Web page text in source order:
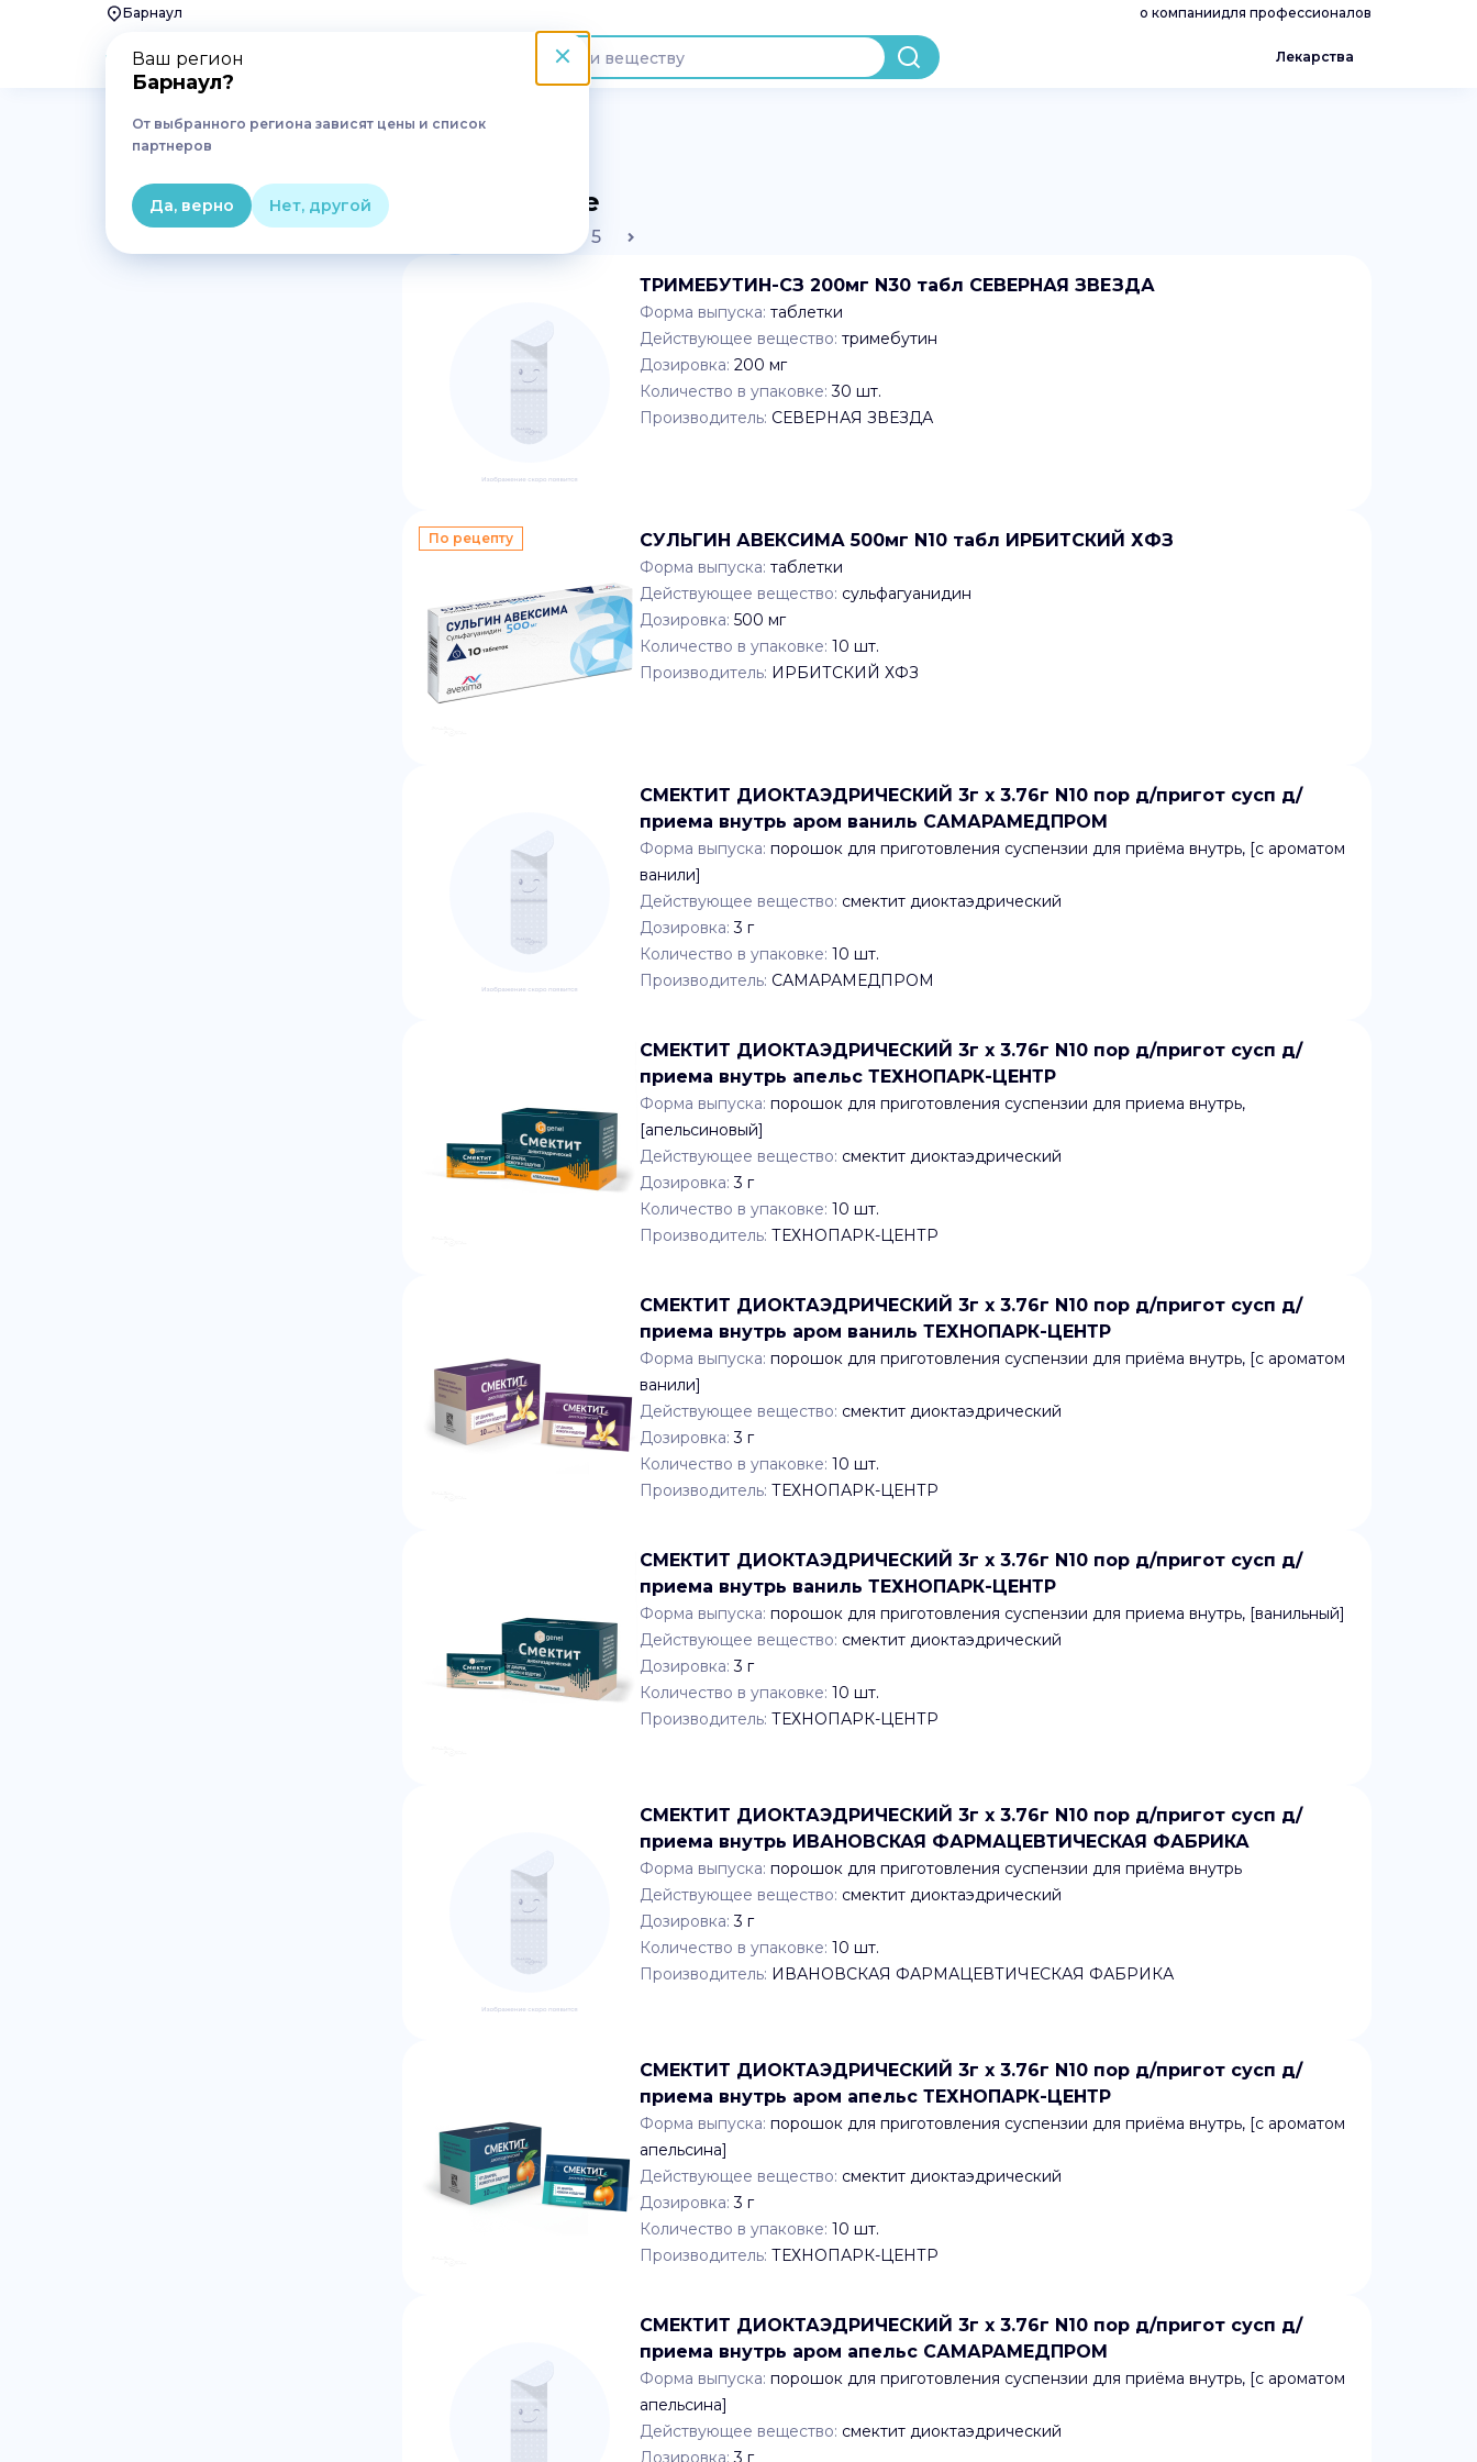
Барнаул
Ваш регион
Барнаул?
От выбранного региона зависят цены и список
партнеров
Да, верно Нет, другой
о компаниидля профессионалов
Лекарства
Лекарства Желудок, кишечник, печень
Препараты от диареи в Барнауле
5
ТРИМЕБУТИН-СЗ 200мг N30 табл СЕВЕРНАЯ ЗВЕЗДА
Форма выпуска: таблетки
Действующее вещество: тримебутин
Дозировка: 200 мг
Количество в упаковке: 30 шт.
Производитель: СЕВЕРНАЯ ЗВЕЗДА
По рецепту СУЛЬГИН АВЕКСИМА 500мг N10 табл ИРБИТСКИЙ ХФЗ
Форма выпуска: таблетки
Действующее вещество: сульфагуанидин
Дозировка: 500 мг
Количество в упаковке: 10 шт.
Производитель: ИРБИТСКИЙ ХФЗ
СМЕКТИТ ДИОКТАЭДРИЧЕСКИЙ 3г x 3.76г N10 пор д/пригот сусп д/
приема внутрь аром ваниль САМАРАМЕДПРОМ
Форма выпуска: порошок для приготовления суспензии для приёма внутрь, [с ароматом
ванили]
Действующее вещество: смектит диоктаэдрический
Дозировка: 3 г
Количество в упаковке: 10 шт.
Производитель: САМАРАМЕДПРОМ
СМЕКТИТ ДИОКТАЭДРИЧЕСКИЙ 3г x 3.76г N10 пор д/пригот сусп д/
приема внутрь апельс ТЕХНОПАРК-ЦЕНТР
Форма выпуска: порошок для приготовления суспензии для приема внутрь,
[апельсиновый]
Действующее вещество: смектит диоктаэдрический
Дозировка: 3 г
Количество в упаковке: 10 шт.
Производитель: ТЕХНОПАРК-ЦЕНТР
СМЕКТИТ ДИОКТАЭДРИЧЕСКИЙ 3г x 3.76г N10 пор д/пригот сусп д/
приема внутрь аром ваниль ТЕХНОПАРК-ЦЕНТР
Форма выпуска: порошок для приготовления суспензии для приёма внутрь, [с ароматом
ванили]
Действующее вещество: смектит диоктаэдрический
Дозировка: 3 г
Количество в упаковке: 10 шт.
Производитель: ТЕХНОПАРК-ЦЕНТР
СМЕКТИТ ДИОКТАЭДРИЧЕСКИЙ 3г x 3.76г N10 пор д/пригот сусп д/
приема внутрь ваниль ТЕХНОПАРК-ЦЕНТР
Форма выпуска: порошок для приготовления суспензии для приема внутрь, [ванильный]
Действующее вещество: смектит диоктаэдрический
Дозировка: 3 г
Количество в упаковке: 10 шт.
Производитель: ТЕХНОПАРК-ЦЕНТР
СМЕКТИТ ДИОКТАЭДРИЧЕСКИЙ 3г x 3.76г N10 пор д/пригот сусп д/
приема внутрь ИВАНОВСКАЯ ФАРМАЦЕВТИЧЕСКАЯ ФАБРИКА
Форма выпуска: порошок для приготовления суспензии для приёма внутрь
Действующее вещество: смектит диоктаэдрический
Дозировка: 3 г
Количество в упаковке: 10 шт.
Производитель: ИВАНОВСКАЯ ФАРМАЦЕВТИЧЕСКАЯ ФАБРИКА
СМЕКТИТ ДИОКТАЭДРИЧЕСКИЙ 3г x 3.76г N10 пор д/пригот сусп д/
приема внутрь аром апельс ТЕХНОПАРК-ЦЕНТР
Форма выпуска: порошок для приготовления суспензии для приёма внутрь, [с ароматом
апельсина]
Действующее вещество: смектит диоктаэдрический
Дозировка: 3 г
Количество в упаковке: 10 шт.
Производитель: ТЕХНОПАРК-ЦЕНТР
СМЕКТИТ ДИОКТАЭДРИЧЕСКИЙ 3г x 3.76г N10 пор д/пригот сусп д/
приема внутрь аром апельс САМАРАМЕДПРОМ
Форма выпуска: порошок для приготовления суспензии для приёма внутрь, [с ароматом
апельсина]
Действующее вещество: смектит диоктаэдрический
Дозировка: 3 г